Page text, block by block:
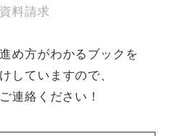
資料請求
め方がわかるブックを
していますので、
連絡ください！